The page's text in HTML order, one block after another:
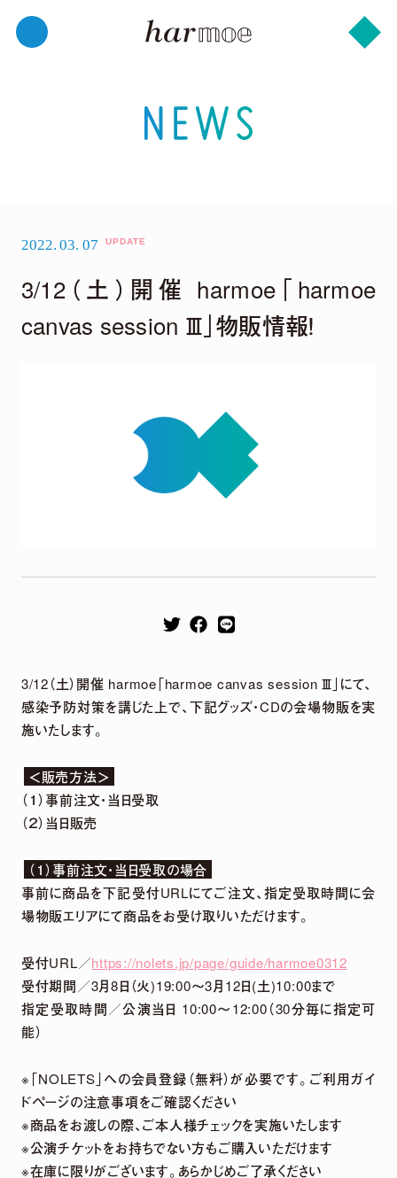
【収録楽曲】
M1.「旅しよ！don’t you？」（Tomggg Remix）
M2.「ふたりピノキオ」（yuigot Remix）
M4.「HyperLoveSong」（KOTONOHOUSE Remix）
5th Anniversary LIVE「harmoe Ranking!!」
＆ canvas session 〜5th Anniversary
Special〜 グッズ事後通販 決定！
2022. 03. 07
3/12（土）開催 harmoe「harmoe
canvas session Ⅲ」物販情報！
3/12（土）開催 harmoe「harmoe canvas session Ⅲ」にて、
感染予防対策を講じた上で、下記グッズ・CDの会場物販を実
施いたします。
＜販売方法＞
（１）事前注文・当日受取
（２）当日販売
（１）事前注文・当日受取の場合
事前に商品を下記受付URLにてご注文、指定受取時間に会
場物販エリアにて商品をお受け取りいただけます。
受付URL／https://nolets.jp/page/guide/harmoe0312
受付期間／3月8日（火)19:00～3月12日(土)10:00まで
指定受取時間／公演当日 10:00～12:00（30分毎に指定可
能）
※「NOLETS」への会員登録（無料）が必要です。ご利用ガイ
ドページの注意事項をご確認ください
※商品をお渡しの際、ご本人様チェックを実施いたします
※公演チケットをお持ちでない方もご購入いただけます
※在庫に限りがございます。あらかじめご了承ください